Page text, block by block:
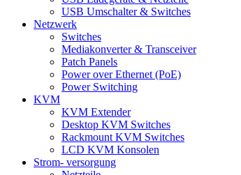
USB Umschalter & Switches
Netzwerk
Switches
Mediakonverter & Transceiver
Patch Panels
Power over Ethernet (PoE)
Power Switching
KVM
KVM Extender
Desktop KVM Switches
Rackmount KVM Switches
LCD KVM Konsolen
Strom- versorgung